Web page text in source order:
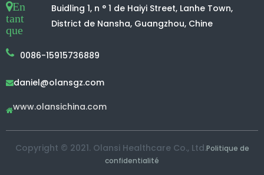
En
tant
que
Buidling 1, n ° 1 de Haiyi Street, Lanhe Town,
District de Nansha, Guangzhou, Chine
0086-15915736889
daniel@olansgz.com
www.olansichina.com
Copyright © 2021. Olansi Healthcare Co., Ltd.Politique de
confidentialité